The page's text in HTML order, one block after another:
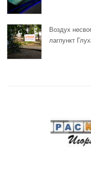
Воздух
лагпункт